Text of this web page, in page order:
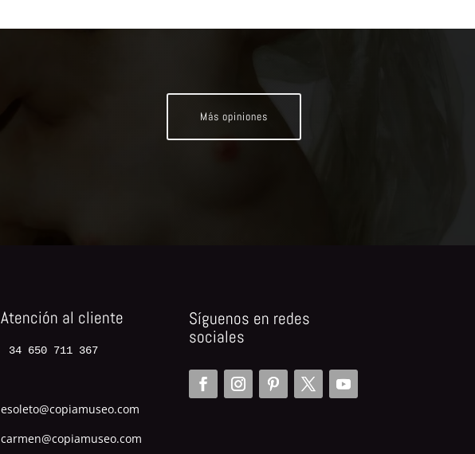
Más opiniones
Atención al cliente
34 650 711 367
esoleto@copiamuseo.com
carmen@copiamuseo.com
Síguenos en redes
sociales